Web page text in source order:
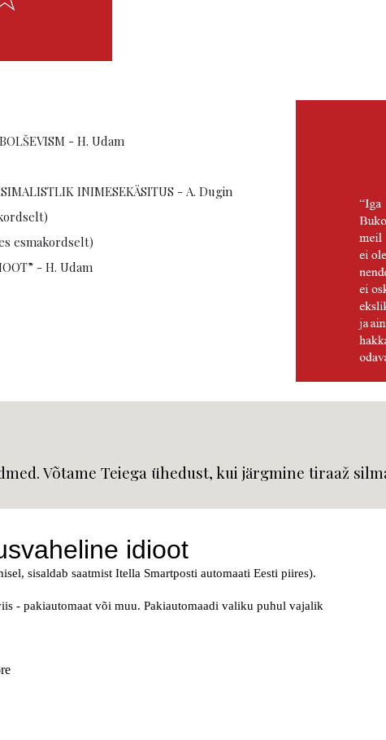
- H. Udam
INIMESEKÄSITUS - A. Dugin
esmakordselt)
- H. Udam
Võtame Teiega ühedust, kui järgmine tiraaž